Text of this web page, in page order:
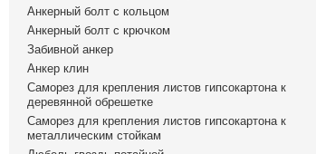
Анкерный болт с кольцом
Анкерный болт с крючком
Забивной анкер
Анкер клин
Саморез для крепления листов гипсокартона к
деревянной обрешетке
Саморез для крепления листов гипсокартона к
металлическим стойкам